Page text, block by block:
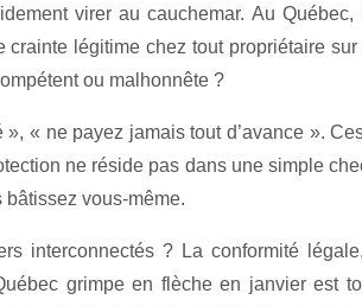
virer au cauchemar. Au
légitime chez tout propriétaire
ou malhonnête ?
« ne payez jamais tout d’avance ».
ne réside pas dans une simple
vous-même.
interconnectés ? La conformité
grimpe en flèche en janvier est